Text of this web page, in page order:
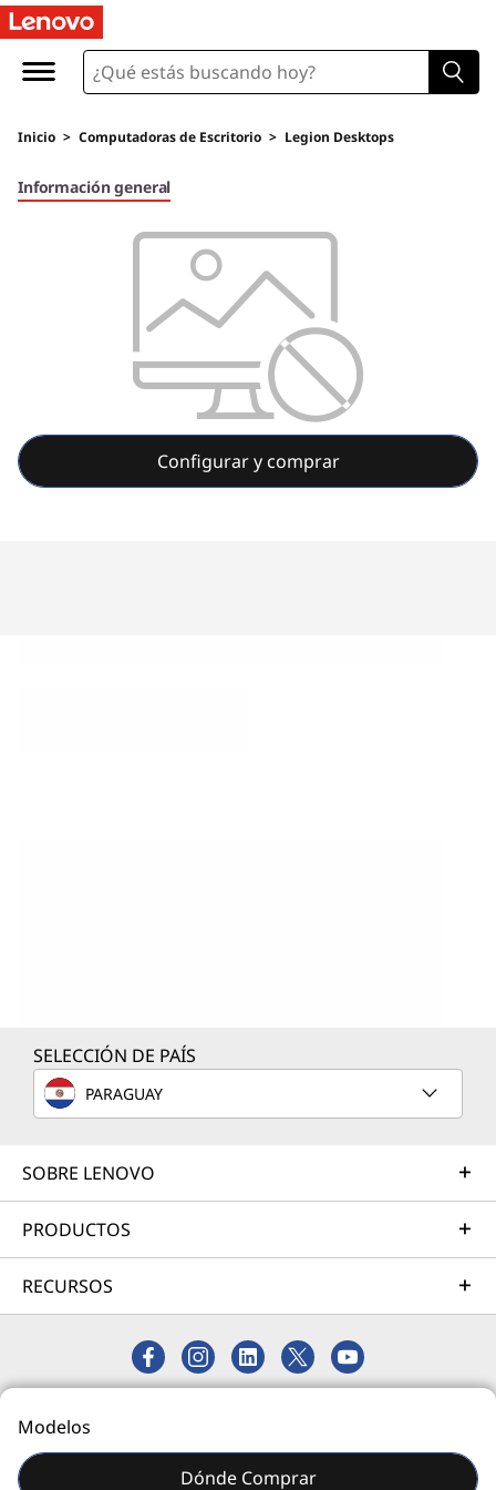
Inicio > Computadoras de Escritorio > Legion Desktops
Información general
Configurar y comprar
SELECCIÓN DE PAÍS
PARAGUAY
SOBRE LENOVO
PRODUCTOS
RECURSOS
Modelos
Dónde Comprar